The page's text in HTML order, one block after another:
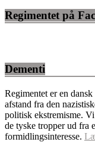
Regimentet på
Dementi
Regimentet er en
afstand fra den
politisk ekstremisme.
de tyske tropper ud fra
formidlingsinteresse.